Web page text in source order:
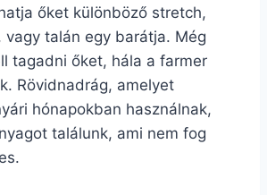
őket különböző stretch,
vagy talán egy barátja. Még
tagadni őket, hála a farmer
Rövidnadrág, amelyet
hónapokban használnak,
találunk, ami nem fog